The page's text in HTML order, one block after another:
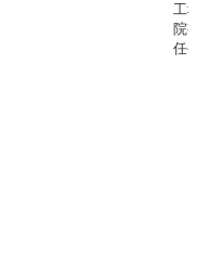
工程
院有
任公